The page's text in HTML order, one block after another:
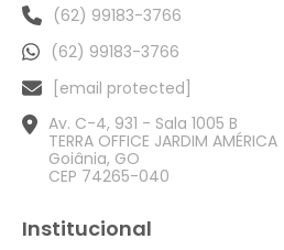
(62) 99183-3766
(62) 99183-3766
[email protected]
Av. C-4, 931 - Sala 1005 B
TERRA OFFICE JARDIM AMÉRICA
Goiânia, GO
CEP 74265-040
Institucional